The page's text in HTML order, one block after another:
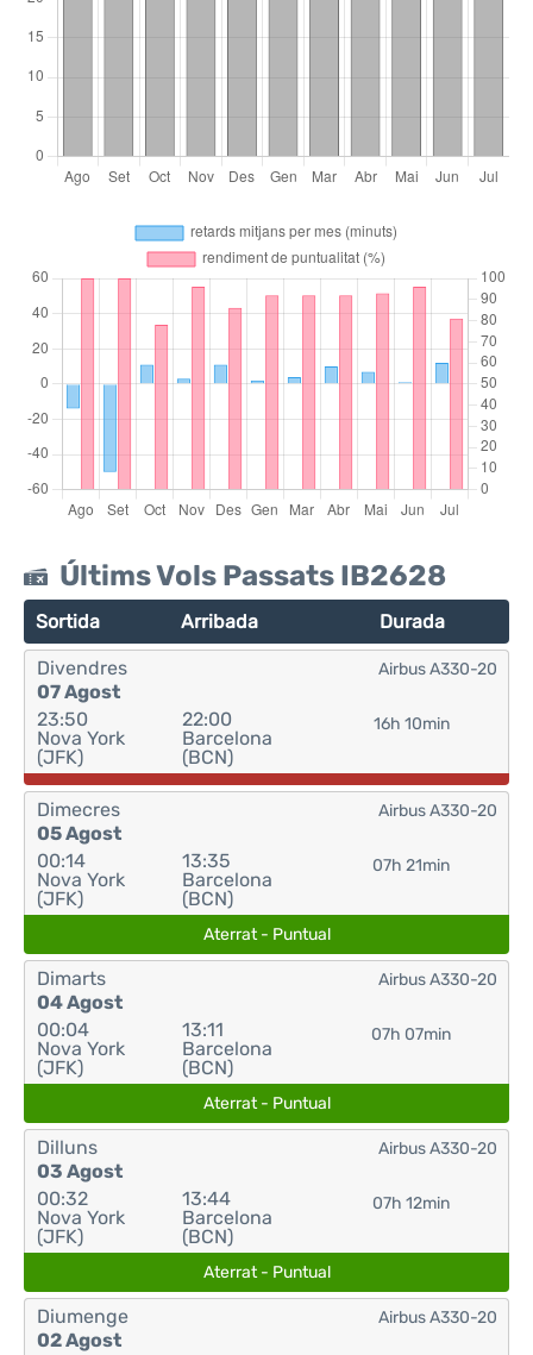
Últims Vols Passats IB2628
Sortida Arribada Durada
Divendres
07 Agost
23:50
Nova York
(JFK)
22:00
Barcelona
(BCN)
16h 10min
Airbus A330-20
Dimecres
05 Agost
00:14
Nova York
(JFK)
13:35
Barcelona
(BCN)
07h 21min
Airbus A330-20
Aterrat - Puntual
Dimarts
04 Agost
00:04
Nova York
(JFK)
13:11
Barcelona
(BCN)
07h 07min
Airbus A330-20
Aterrat - Puntual
Dilluns
03 Agost
00:32
Nova York
(JFK)
13:44
Barcelona
(BCN)
07h 12min
Airbus A330-20
Aterrat - Puntual
Diumenge
02 Agost
Airbus A330-20